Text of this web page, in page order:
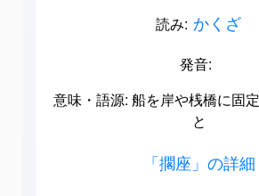
読み: かくざ
発音:
意味・語源: 船を岸や桟橋に固
と
「擱座」の詳細